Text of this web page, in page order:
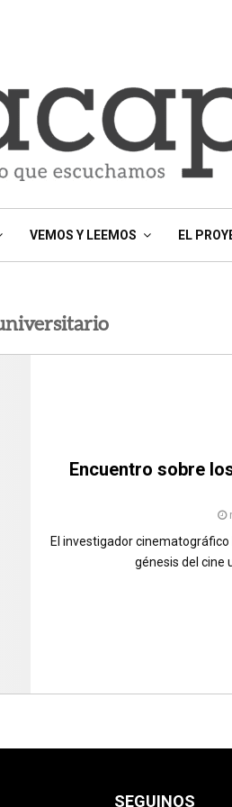
VEMOS Y LEEMOS EL
Encuentro sobre
El investigador
génesis del cine
SEGUINOS